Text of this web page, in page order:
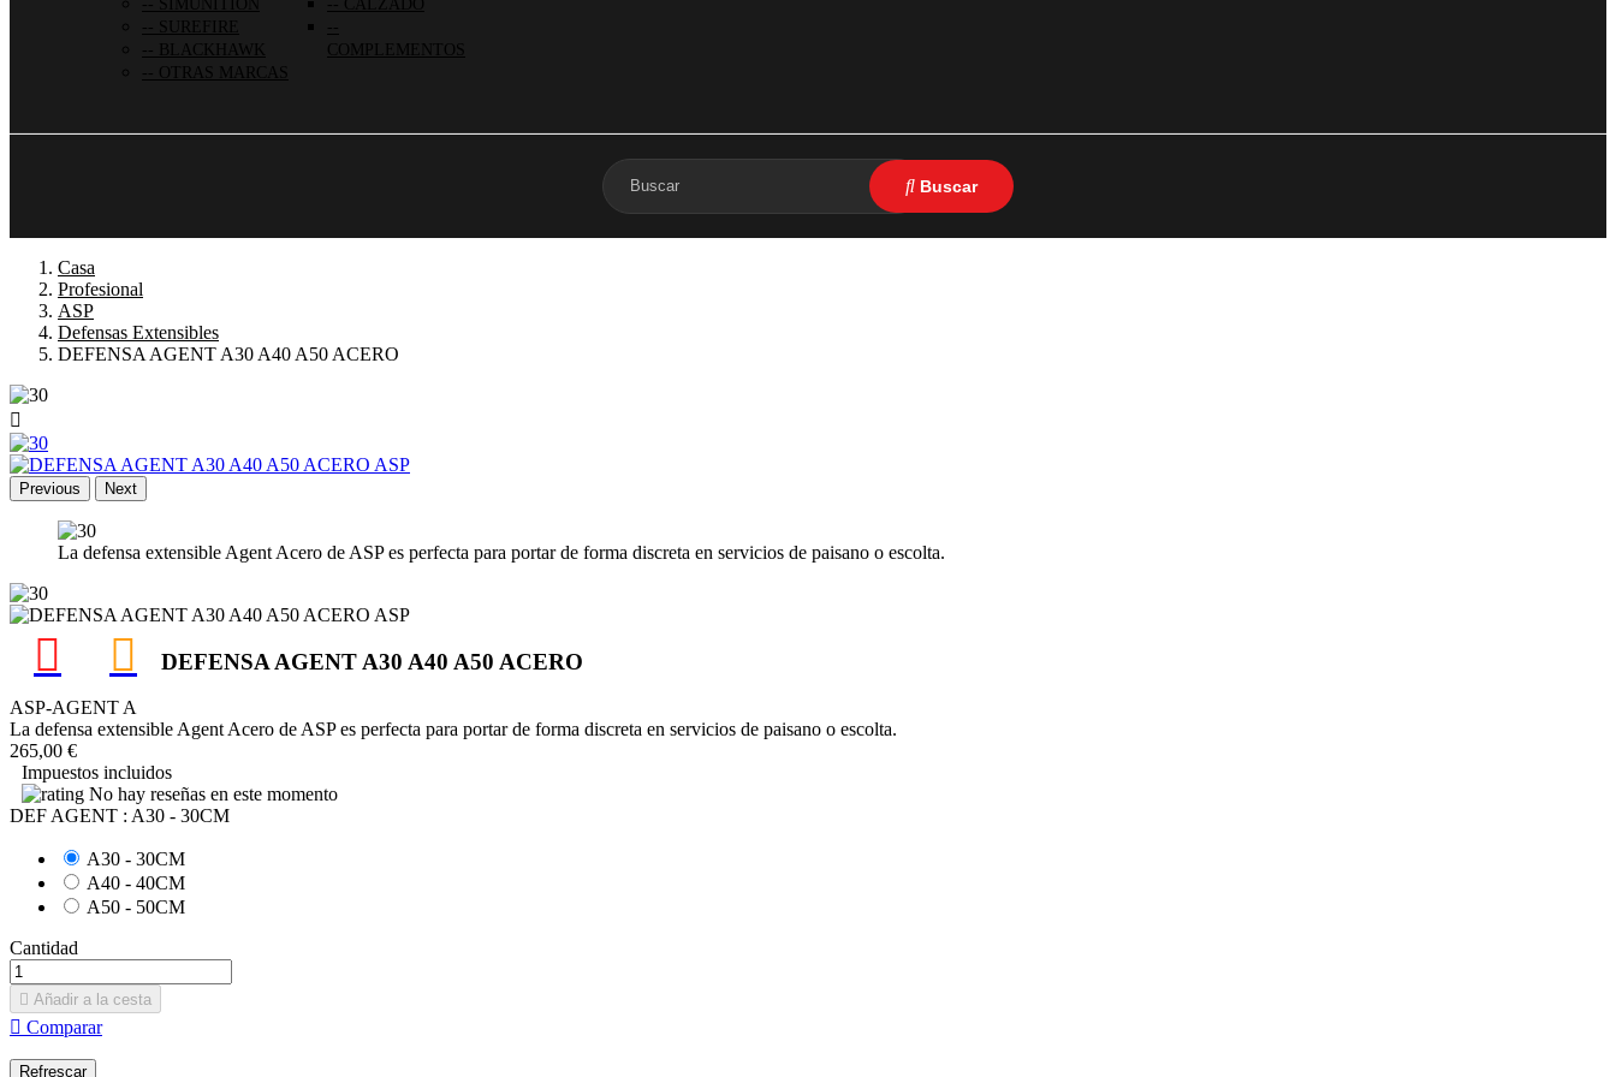
CALZADO
COMPLEMENTOS
SIMUNITION
SUREFIRE
BLACKHAWK
OTRAS MARCAS
Casa
Profesional
ASP
Defensas Extensibles
DEFENSA AGENT A30 A40 A50 ACERO

Previous Next
La defensa extensible Agent Acero de ASP es perfecta para portar de forma discreta en servicios de paisano o escolta.
DEFENSA AGENT A30 A40 A50 ACERO
ASP-AGENT A
La defensa extensible Agent Acero de ASP es perfecta para portar de forma discreta en servicios de paisano o escolta.
265,00 €
Impuestos incluidos
No hay reseñas en este momento
DEF AGENT : A30 - 30CM
A30 - 30CM
A40 - 40CM
A50 - 50CM
Cantidad
 Añadir a la cesta
 Comparar